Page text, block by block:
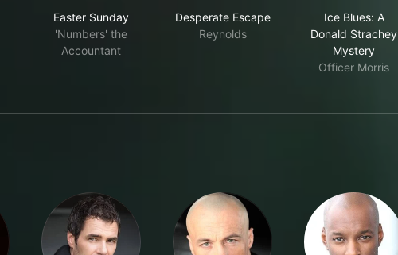
Easter Sunday
'Numbers' the
Accountant
Desperate Escape
Reynolds
Ice Blues: A
Donald Strachey
Mystery
Officer Morris